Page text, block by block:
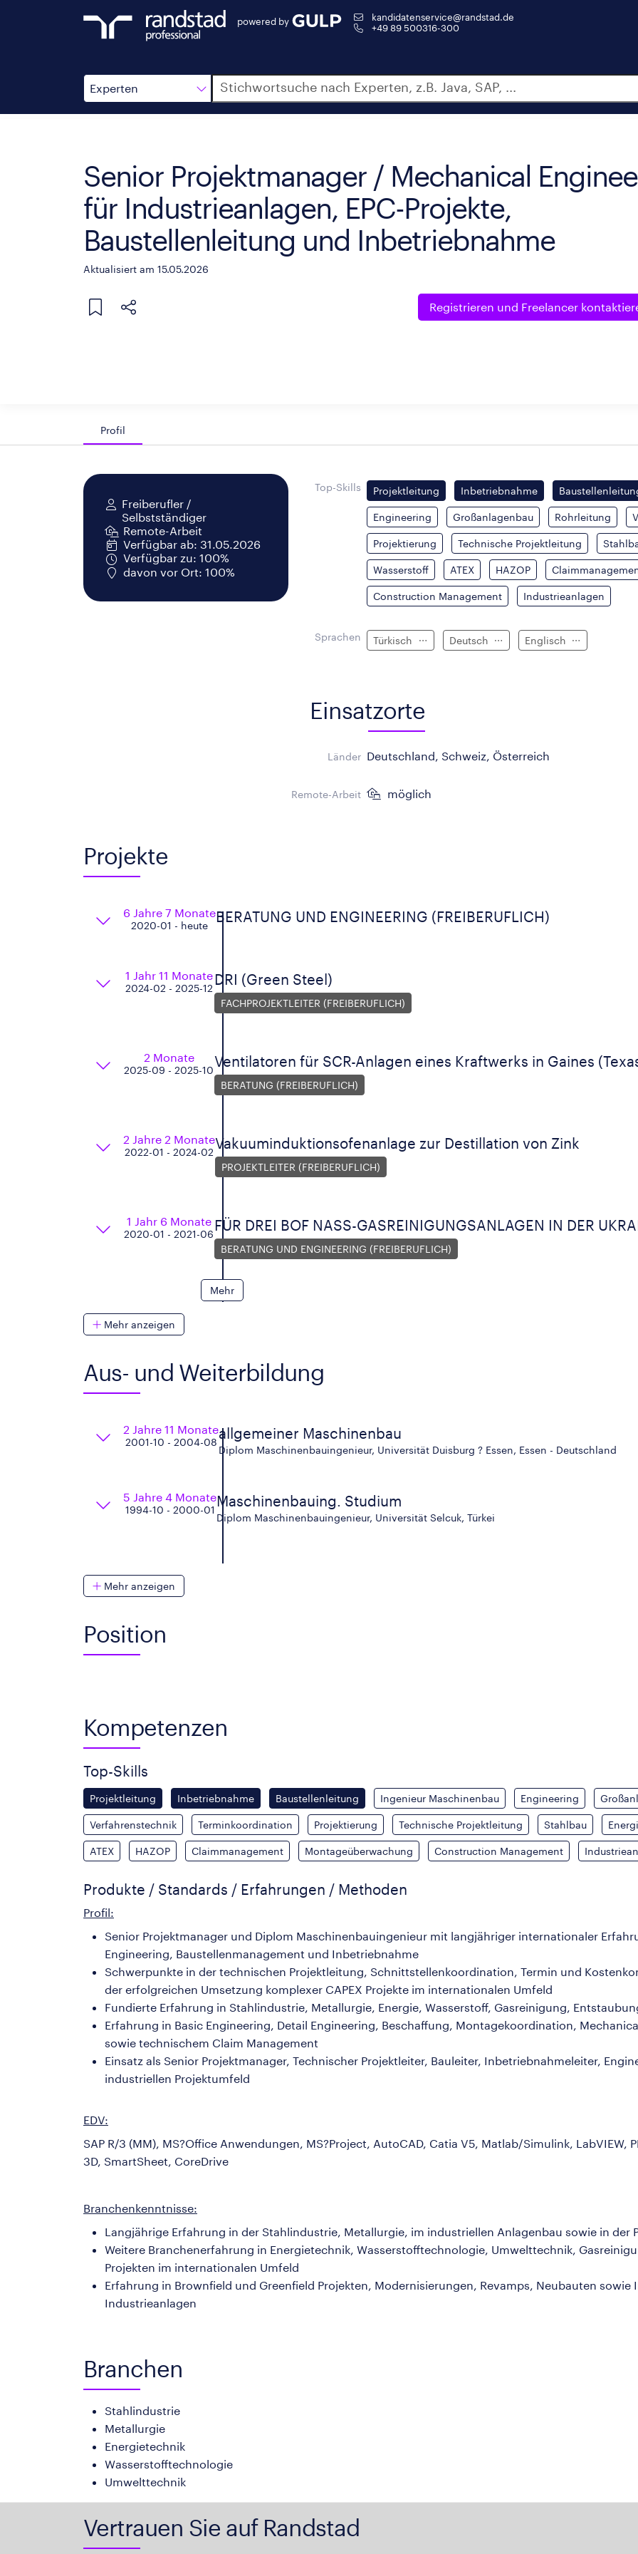
powered by
kandidatenservice@randstad.de
+49 89 500316-300
Experten
Suche
Senior Projektmanager / Mechanical
für Industrieanlagen, EPC-Projekte,
Baustellenleitung und Inbetriebnahme
Aktualisiert am 15.05.2026
Registrieren und Freelancer
Profil
Freiberufler /
Selbstständiger
Remote-Arbeit
Verfügbar ab: 31.05.2026
Verfügbar zu: 100%
davon vor Ort: 100%
Top-Skills Projektleitung Inbetriebnahme
Engineering Großanlagenbau Rohrleitung
Projektierung Technische Projektleitung
Wasserstoff ATEX HAZOP
Construction Management Industrieanlagen
Sprachen Türkisch Deutsch Englisch
Einsatzorte
Länder Deutschland, Schweiz, Österreich
Remote-Arbeit möglich
Projekte
6 Jahre 7 Monate
2020-01 - heute
BERATUNG UND ENGINEERING (FREIBERUFLICH)
1 Jahr 11 Monate
2024-02 - 2025-12
DRI (Green Steel)
FACHPROJEKTLEITER (FREIBERUFLICH)
2 Monate
2025-09 - 2025-10
Ventilatoren für SCR-Anlagen eines Kraftwerks in Gaines
BERATUNG (FREIBERUFLICH)
2 Jahre 2 Monate
2022-01 - 2024-02
Vakuuminduktionsofenanlage zur Destillation von Zink
PROJEKTLEITER (FREIBERUFLICH)
1 Jahr 6 Monate
2020-01 - 2021-06
FÜR DREI BOF NASS-GASREINIGUNGSANLAGEN IN DER
BERATUNG UND ENGINEERING (FREIBERUFLICH)
Mehr
Mehr anzeigen
Aus- und Weiterbildung
2 Jahre 11 Monate
2001-10 - 2004-08
allgemeiner Maschinenbau
Diplom Maschinenbauingenieur, Universität Duisburg ? Essen, Essen - Deutschland
5 Jahre 4 Monate
1994-10 - 2000-01
Maschinenbauing. Studium
Diplom Maschinenbauingenieur, Universität Selcuk, Türkei
Mehr anzeigen
Position
Kompetenzen
Top-Skills
Projektleitung Inbetriebnahme Baustellenleitung Ingenieur Maschinenbau Engineering
Verfahrenstechnik Terminkoordination Projektierung Technische Projektleitung Stahlbau
ATEX HAZOP Claimmanagement Montageüberwachung Construction Management
Produkte / Standards / Erfahrungen / Methoden
Profil:
Senior Projektmanager und Diplom Maschinenbauingenieur mit langjähriger internationaler
Engineering, Baustellenmanagement und Inbetriebnahme
Schwerpunkte in der technischen Projektleitung, Schnittstellenkoordination, Termin und
der erfolgreichen Umsetzung komplexer CAPEX Projekte im internationalen Umfeld
Fundierte Erfahrung in Stahlindustrie, Metallurgie, Energie, Wasserstoff, Gasreinigung,
Erfahrung in Basic Engineering, Detail Engineering, Beschaffung, Montagekoordination,
sowie technischem Claim Management
Einsatz als Senior Projektmanager, Technischer Projektleiter, Bauleiter, Inbetriebnahmeleiter,
industriellen Projektumfeld
EDV:
SAP R/3 (MM), MS?Office Anwendungen, MS?Project, AutoCAD, Catia V5, Matlab/Simulink, LabVIEW,
3D, SmartSheet, CoreDrive
Branchenkenntnisse:
Langjährige Erfahrung in der Stahlindustrie, Metallurgie, im industriellen Anlagenbau sowie in der
Weitere Branchenerfahrung in Energietechnik, Wasserstofftechnologie, Umwelttechnik,
Projekten im internationalen Umfeld
Erfahrung in Brownfield und Greenfield Projekten, Modernisierungen, Revamps, Neubauten
Industrieanlagen
Branchen
Stahlindustrie
Metallurgie
Energietechnik
Wasserstofftechnologie
Umwelttechnik
Vertrauen Sie auf Randstad